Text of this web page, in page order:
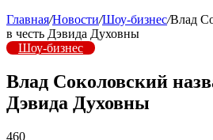
Главная/Новости/Шоу-бизнес/Влад
в честь Дэвида Духовны
Шоу-бизнес
Влад Соколовский
Дэвида Духовны
460